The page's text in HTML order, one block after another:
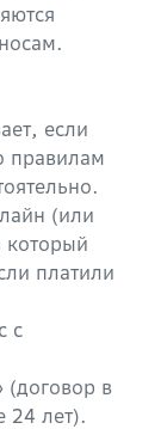
если
правилам
(или
который
платили
с
в
24 лет).